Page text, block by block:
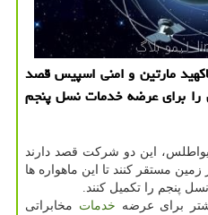
مارتین و امنی اسپیس قصد
را برای عرضه خدمات نسل پنجم
این دو شرکت قصد دارند
مستقر کنند تا این ماهواره ها
پنجم را تکمیل کنند.
برای عرضه خدمات مخابراتی